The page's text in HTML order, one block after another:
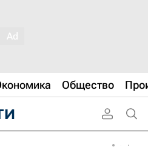
Общество